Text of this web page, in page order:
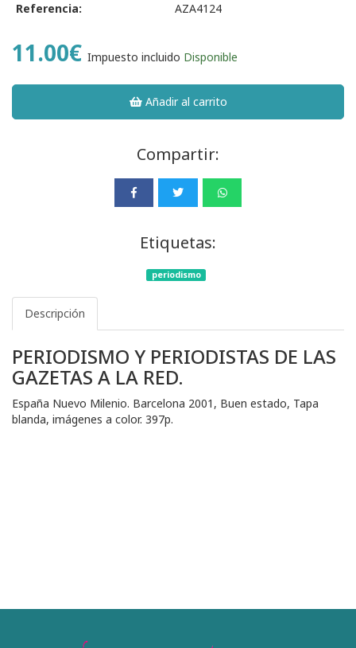
Referencia: AZA4124
11.00€ Impuesto incluido Disponible
Añadir al carrito
Compartir:
Etiquetas:
periodismo
Descripción
PERIODISMO Y PERIODISTAS DE LAS
GAZETAS A LA RED.
España Nuevo Milenio. Barcelona 2001, Buen estado, Tapa
blanda, imágenes a color. 397p.